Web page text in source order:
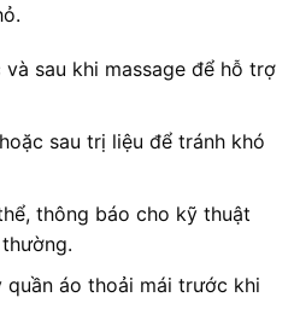
sau khi massage để hỗ trợ
sau trị liệu để tránh khó
thông báo cho kỹ thuật
quần áo thoải mái trước khi